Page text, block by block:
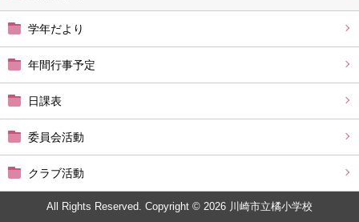
学年だより
年間行事予定
日課表
委員会活動
クラブ活動
All Rights Reserved. Copyright © 2026 川崎市立橘小学校